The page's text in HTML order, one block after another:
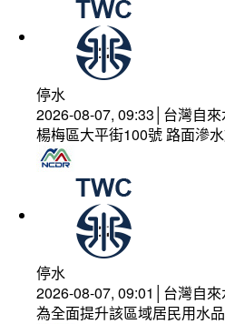
停水
2026-08-07, 09:33│台灣自來
楊梅區大平街100號 路面滲
停水
2026-08-07, 09:01│台灣自來
為全面提升該區域居民用水